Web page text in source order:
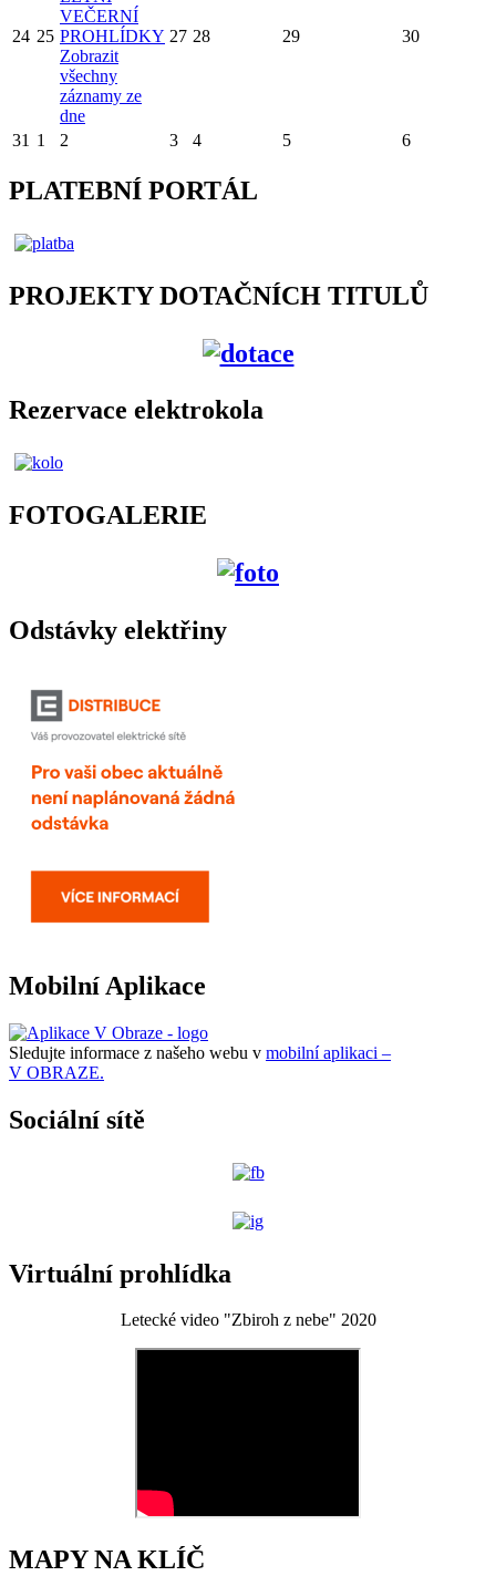
24 25
VEČERNÍ
PROHLÍDKY
Zobrazit
všechny
záznamy ze
dne
27 28 29 30
31 1 2 3 4 5 6
PLATEBNÍ PORTÁL
PROJEKTY DOTAČNÍCH TITULŮ
Rezervace elektrokola
FOTOGALERIE
Odstávky elektřiny
Mobilní Aplikace
Sledujte informace z našeho webu v mobilní aplikaci –
V OBRAZE.
Sociální sítě
Virtuální prohlídka
Letecké video "Zbiroh z nebe" 2020
MAPY NA KLÍČ